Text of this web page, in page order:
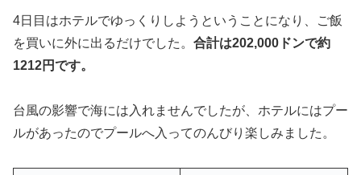
4日目はホテルでゆっくりしようということになり、ご飯
を買いに外に出るだけでした。 合計は202,000ドンで約
1212円です。
台風の影響で海には入れませんでしたが、ホテルにはプー
ルがあったのでプールへ入ってのんびり楽しみました。